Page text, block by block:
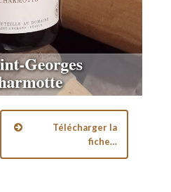
Télécharger la
fiche…